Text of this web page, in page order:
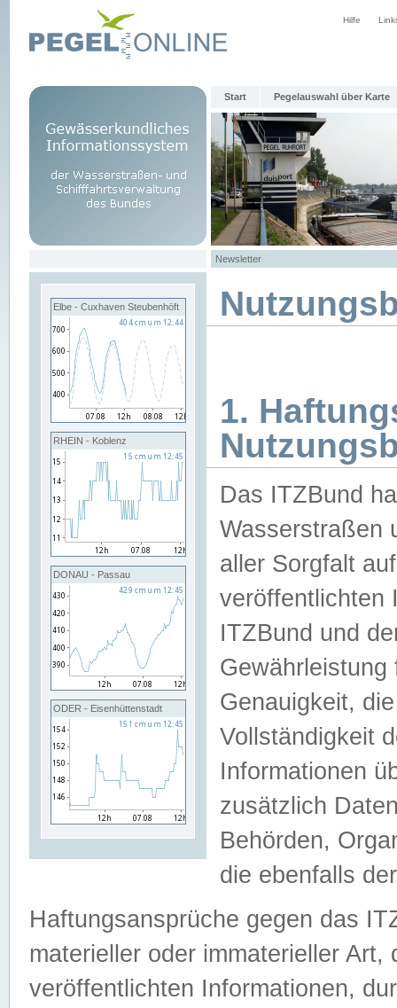
Hilfe
Start Pegelauswahl über Karte
Newsletter
Elbe - Cuxhaven Steubenhöft
RHEIN - Koblenz
DONAU - Passau
ODER - Eisenhüttenstadt
1.
Das ITZBund
Wasserstraßen
aller Sorgfalt
veröffentlichten
ITZBund und
Genauigkeit,
Vollständigkeit
Informationen
zusätzlich
Behörden,
die ebenfalls
Haftungsansprüche gegen das
materieller oder immaterieller
veröffentlichten Informationen,